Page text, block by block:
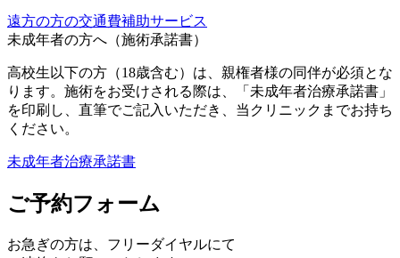
遠方の方の交通費補助サービス
未成年者の方へ（施術承諾書）
高校生以下の方（18歳含む）は、親権者様の同伴が必須とな
ります。施術をお受けされる際は、「未成年者治療承諾書」
を印刷し、直筆でご記入いただき、当クリニックまでお持ち
ください。
未成年者治療承諾書
ご予約フォーム
お急ぎの方は、 フリーダイヤルにて